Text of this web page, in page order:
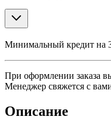
Минимальный кредит на
При оформлении заказа
Менеджер свяжется с
Описание